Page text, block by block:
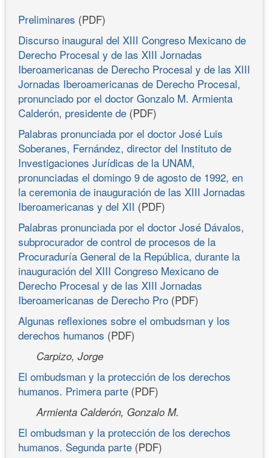
Preliminares (PDF)
Discurso inaugural del XIII Congreso Mexicano de
Derecho Procesal y de las XIII Jornadas
Iberoamericanas de Derecho Procesal y de las XIII
Jornadas Iberoamericanas de Derecho Procesal,
pronunciado por el doctor Gonzalo M. Armienta
Calderón, presidente de (PDF)
Palabras pronunciada por el doctor José Luis
Soberanes, Fernández, director del Instituto de
Investigaciones Jurídicas de la UNAM,
pronunciadas el domingo 9 de agosto de 1992, en
la ceremonia de inauguración de las XIII Jornadas
Iberoamericanas y del XII (PDF)
Palabras pronunciada por el doctor José Dávalos,
subprocurador de control de procesos de la
Procuraduría General de la República, durante la
inauguración del XIII Congreso Mexicano de
Derecho Procesal y de las XIII Jornadas
Iberoamericanas de Derecho Pro (PDF)
Algunas reflexiones sobre el ombudsman y los
derechos humanos (PDF)
Carpizo, Jorge
El ombudsman y la protección de los derechos
humanos. Primera parte (PDF)
Armienta Calderón, Gonzalo M.
El ombudsman y la protección de los derechos
humanos. Segunda parte (PDF)